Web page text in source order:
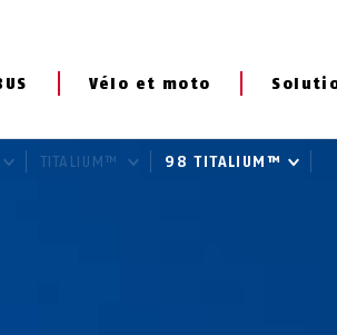
Vélo et moto
TITALIUM™ 98 TITALIUM™